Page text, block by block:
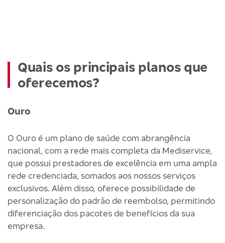
Quais os principais planos que
oferecemos?
Ouro
O Ouro é um plano de saúde com abrangência
nacional, com a rede mais completa da Mediservice,
que possui prestadores de excelência em uma ampla
rede credenciada, somados aos nossos serviços
exclusivos. Além disso, oferece possibilidade de
personalização do padrão de reembolso, permitindo
diferenciação dos pacotes de benefícios da sua
empresa.